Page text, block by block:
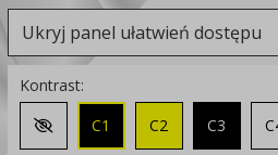
Ukryj panel ułatwień dostępu
Kontrast:
Zmień kontrast na domyślny
C1 C2 C3